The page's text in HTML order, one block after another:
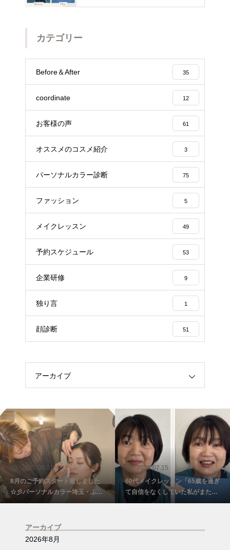
み野
カテゴリー
Before＆After 35
coordinate 12
お客様の声 61
オススメのコスメ紹介 3
パーソナルカラー診断 75
ファッション 5
メイクレッスン 49
予約スケジュール 53
企業研修 9
独り言 1
顔診断 51
アーカイブ
2026.08.01
8月のご予約スタート致しました
☆彡パーソナルカラー埼玉・ふじ
み野
2026.07.15
60代メイクレッスン「65歳を過ぎ
て自信をなくしていた私がまた少
し前を向けました☺️埼玉・ふじみ
アーカイブ
2026年8月